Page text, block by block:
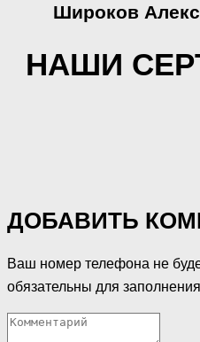
Широков
НАШИ
ДОБАВИТЬ
Ваш номер телефона не
обязательны для